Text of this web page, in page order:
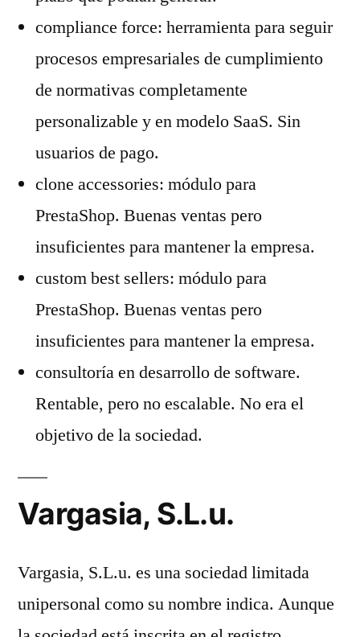
compliance force: herramienta para seguir
procesos empresariales de cumplimiento
de normativas completamente
personalizable y en modelo SaaS. Sin
usuarios de pago.
clone accessories: módulo para
PrestaShop. Buenas ventas pero
insuficientes para mantener la empresa.
custom best sellers: módulo para
PrestaShop. Buenas ventas pero
insuficientes para mantener la empresa.
consultoría en desarrollo de software.
Rentable, pero no escalable. No era el
objetivo de la sociedad.
Vargasia, S.L.u.
Vargasia, S.L.u. es una sociedad limitada
unipersonal como su nombre indica. Aunque